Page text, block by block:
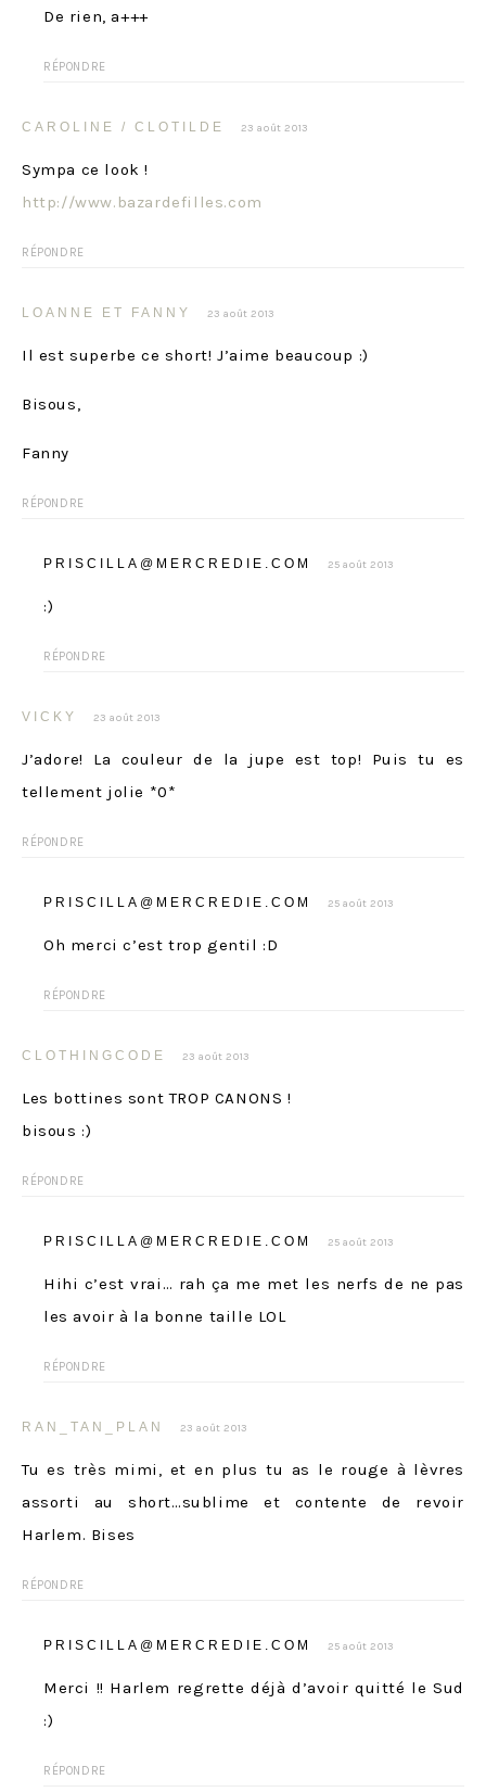
De rien, a+++
RÉPONDRE
CAROLINE / CLOTILDE 23 août 2013
Sympa ce look !
http://www.bazardefilles.com
RÉPONDRE
LOANNE ET FANNY 23 août 2013
Il est superbe ce short! J’aime beaucoup :)
Bisous,
Fanny
RÉPONDRE
PRISCILLA@MERCREDIE.COM 25 août 2013
:)
RÉPONDRE
VICKY 23 août 2013
J’adore! La couleur de la jupe est top! Puis tu es
tellement jolie *0*
RÉPONDRE
PRISCILLA@MERCREDIE.COM 25 août 2013
Oh merci c’est trop gentil :D
RÉPONDRE
CLOTHINGCODE 23 août 2013
Les bottines sont TROP CANONS !
bisous :)
RÉPONDRE
PRISCILLA@MERCREDIE.COM 25 août 2013
Hihi c’est vrai… rah ça me met les nerfs de ne pas
les avoir à la bonne taille LOL
RÉPONDRE
RAN_TAN_PLAN 23 août 2013
Tu es très mimi, et en plus tu as le rouge à lèvres
assorti au short…sublime et contente de revoir
Harlem. Bises
RÉPONDRE
PRISCILLA@MERCREDIE.COM 25 août 2013
Merci !! Harlem regrette déjà d’avoir quitté le Sud
:)
RÉPONDRE